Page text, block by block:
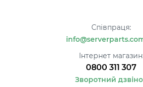
Співпраця:
Інтернет магазин:
0800 311 307
Зворотний